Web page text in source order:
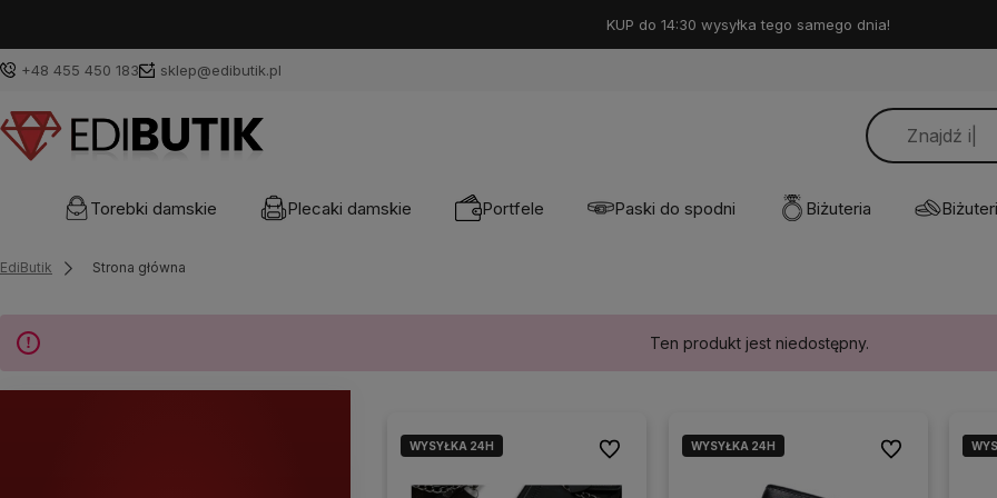
KUP do 14:30 wysyłka tego samego dnia!
+48 455 450 183 sklep@edibutik.pl
Torebki damskie Plecaki damskie Portfele Paski do spodni Biżuteria
EdiButik Strona główna
Ten produkt jest niedostępny.
WYSYŁKA 24H Do ulubionychWYSYŁKA 24H Do ulubionych